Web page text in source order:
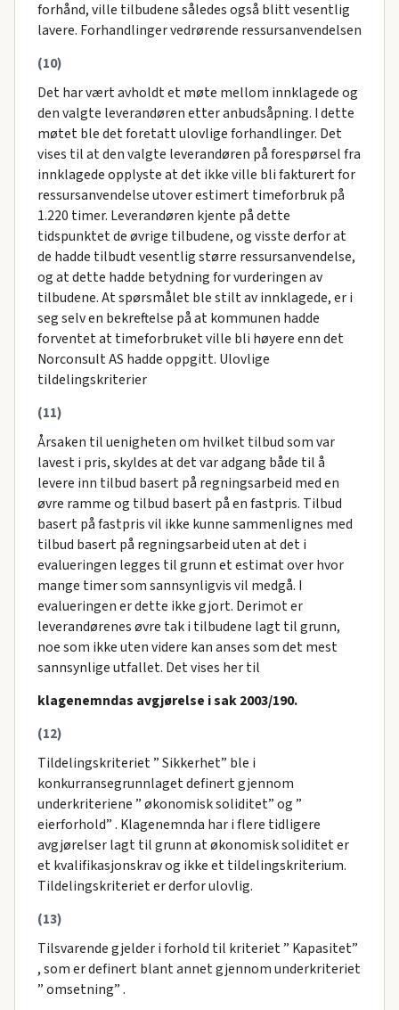
forhånd, ville tilbudene således også blitt vesentlig
lavere. Forhandlinger vedrørende ressursanvendelsen
(10)
Det har vært avholdt et møte mellom innklagede og
den valgte leverandøren etter anbudsåpning. I dette
møtet ble det foretatt ulovlige forhandlinger. Det
vises til at den valgte leverandøren på forespørsel fra
innklagede opplyste at det ikke ville bli fakturert for
ressursanvendelse utover estimert timeforbruk på
1.220 timer. Leverandøren kjente på dette
tidspunktet de øvrige tilbudene, og visste derfor at
de hadde tilbudt vesentlig større ressursanvendelse,
og at dette hadde betydning for vurderingen av
tilbudene. At spørsmålet ble stilt av innklagede, er i
seg selv en bekreftelse på at kommunen hadde
forventet at timeforbruket ville bli høyere enn det
Norconsult AS hadde oppgitt. Ulovlige
tildelingskriterier
(11)
Årsaken til uenigheten om hvilket tilbud som var
lavest i pris, skyldes at det var adgang både til å
levere inn tilbud basert på regningsarbeid med en
øvre ramme og tilbud basert på en fastpris. Tilbud
basert på fastpris vil ikke kunne sammenlignes med
tilbud basert på regningsarbeid uten at det i
evalueringen legges til grunn et estimat over hvor
mange timer som sannsynligvis vil medgå. I
evalueringen er dette ikke gjort. Derimot er
leverandørenes øvre tak i tilbudene lagt til grunn,
noe som ikke uten videre kan anses som det mest
sannsynlige utfallet. Det vises her til
klagenemndas avgjørelse i sak 2003/190.
(12)
Tildelingskriteriet ” Sikkerhet” ble i
konkurransegrunnlaget definert gjennom
underkriteriene ” økonomisk soliditet” og ”
eierforhold” . Klagenemnda har i flere tidligere
avgjørelser lagt til grunn at økonomisk soliditet er
et kvalifikasjonskrav og ikke et tildelingskriterium.
Tildelingskriteriet er derfor ulovlig.
(13)
Tilsvarende gjelder i forhold til kriteriet ” Kapasitet”
, som er definert blant annet gjennom underkriteriet
” omsetning” .